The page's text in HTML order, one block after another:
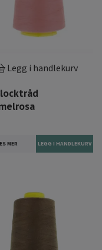
Legg i handlekurv
MER